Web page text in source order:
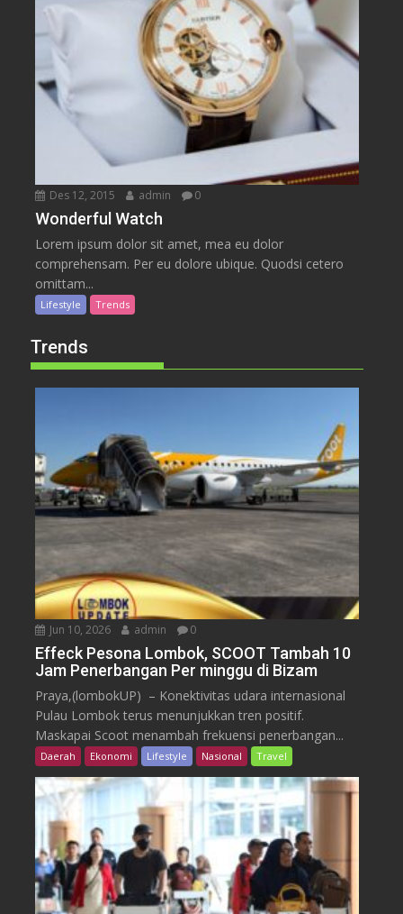
Des 12, 2015 admin 0
Wonderful Watch
Lorem ipsum dolor sit amet, mea eu dolor
comprehensam. Per eu dolore ubique. Quodsi cetero
omittam...
Lifestyle Trends
Trends
Jun 10, 2026 admin 0
Effeck Pesona Lombok, SCOOT Tambah 10
Jam Penerbangan Per minggu di Bizam
Praya,(lombokUP) – Konektivitas udara internasional
Pulau Lombok terus menunjukkan tren positif.
Maskapai Scoot menambah frekuensi penerbangan...
Daerah Ekonomi Lifestyle Nasional Travel